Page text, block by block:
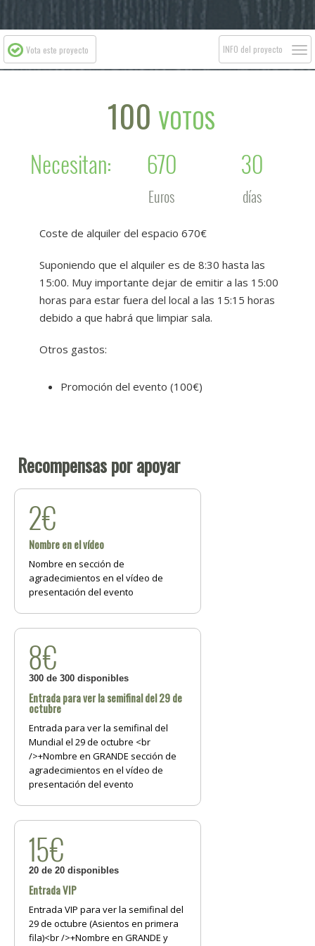
Vota este proyecto INFO del proyecto
100 VOTOS
Necesitan:
670
Euros
30
días
Coste de alquiler del espacio 670€
Suponiendo que el alquiler es de 8:30 hasta las
15:00. Muy importante dejar de emitir a las 15:00
horas para estar fuera del local a las 15:15 horas
debido a que habrá que limpiar sala.
Otros gastos:
Promoción del evento (100€)
Recompensas por apoyar
2€
Nombre en el vídeo
Nombre en sección de
agradecimientos en el vídeo de
presentación del evento
8€
300 de 300 disponibles
Entrada para ver la semifinal del 29 de
octubre
Entrada para ver la semifinal del
Mundial el 29 de octubre <br
/>+Nombre en GRANDE sección de
agradecimientos en el vídeo de
presentación del evento
15€
20 de 20 disponibles
Entrada VIP
Entrada VIP para ver la semifinal del
29 de octubre (Asientos en primera
fila)<br />+Nombre en GRANDE y